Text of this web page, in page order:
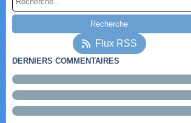
Flux RSS
DERNIERS COMMENTAIRES